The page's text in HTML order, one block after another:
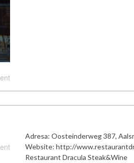
Adresa: Oosteinderweg 387,
Website: http://
Restaurant Dracula Steak&Wine